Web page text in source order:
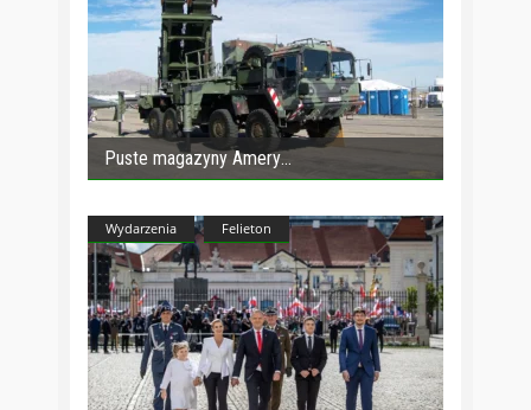
Puste magazyny Amery
Wydarzenia Felieton